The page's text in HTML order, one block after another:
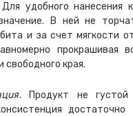
удобного нанесения
В ней не
и за счет мягкости
прокрашивая
свободного края.
. Продукт не
достаточно